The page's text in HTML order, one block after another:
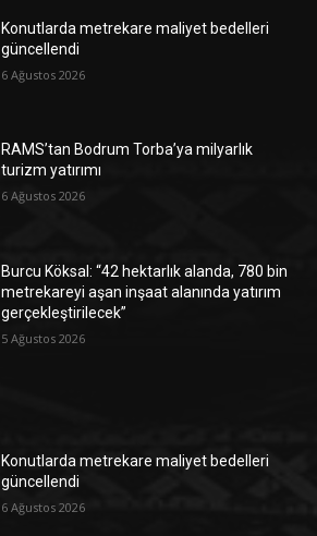
Konutlarda metrekare maliyet bedelleri
güncellendi
6 Ağustos 2026
RAMS’tan Bodrum Torba’ya milyarlık
turizm yatırımı
6 Ağustos 2026
Burcu Köksal: “42 hektarlık alanda, 780 bin
metrekareyi aşan inşaat alanında yatırım
gerçekleştirilecek”
5 Ağustos 2026
Konutlarda metrekare maliyet bedelleri
güncellendi
6 Ağustos 2026